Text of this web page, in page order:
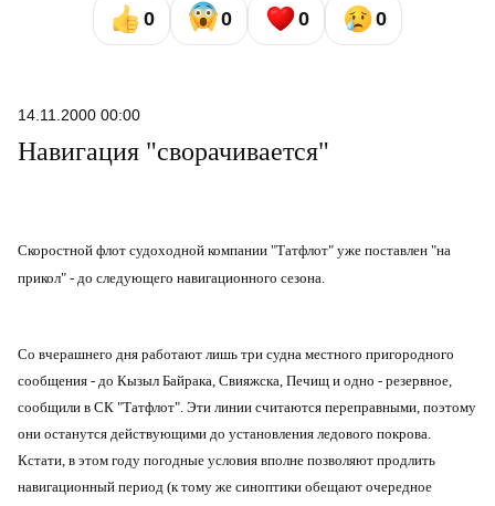
0 0 0 0
14.11.2000 00:00
Навигация "сворачивается"
Скоростной флот судоходной компании "Татфлот" уже поставлен "на
прикол" - до следующего навигационного сезона.
Со вчерашнего дня работают лишь три судна местного пригородного
сообщения - до Кызыл Байрака, Свияжска, Печищ и одно - резервное,
сообщили в СК "Татфлот". Эти линии считаются переправными, поэтому
они останутся действующими до установления ледового покрова.
Кстати, в этом году погодные условия вполне позволяют продлить
навигационный период (к тому же синоптики обещают очередное